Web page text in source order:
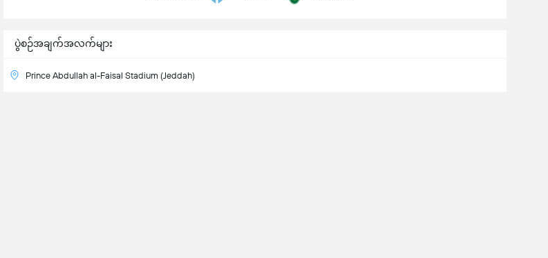
ပွဲစဉ်အချက်အလက်များ
Prince Abdullah al-Faisal Stadium (Jeddah)